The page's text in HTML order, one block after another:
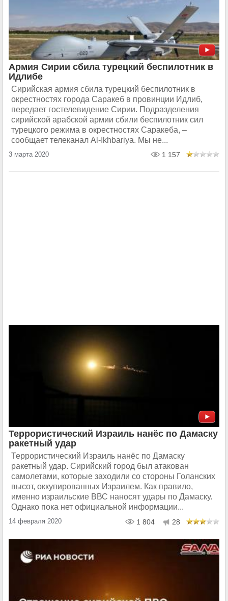
Армия Сирии сбила турецкий беспилотник в
Идлибе
Сирийская армия сбила турецкий беспилотник в
окрестностях города Саракеб в провинции Идлиб,
передает гостелевидение Сирии. Подразделения
сирийской арабской армии сбили беспилотник сил
турецкого режима в окрестностях Саракеба, –
сообщает телеканал Al-Ikhbariya. Мы не...
3 марта 2020 1 157
Террористический Израиль нанёс по Дамаску
ракетный удар
Террористический Израиль нанёс по Дамаску
ракетный удар. Сирийский город был атакован
самолетами, которые заходили со стороны Голанских
высот, оккупированных Израилем. Как правило,
именно израильские ВВС наносят удары по Дамаску.
Однако пока нет официальной информации...
14 февраля 2020 1 804 28